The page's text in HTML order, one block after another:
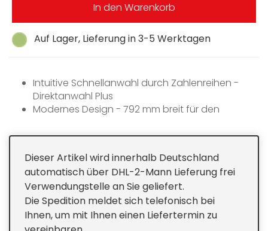
Auf Lager, Lieferung in 3-5 Werktagen
In den Warenkorb
Intuitive Schnellanwahl durch Zahlenreihen -
Direktanwahl Plus
Modernes Design - 792 mm breit für den
Besonders flexibel - 4 Kochzonen inkl 1 Bräter/2
Unübertroffen schnell - 1 ExtraSpeed-Kochzone
Kommunikation mit der Haube -
Automatikfunktion Con@ctivity 2.0
Dieser Artikel wird innerhalb Deutschland
automatisch über DHL-2-Mann Lieferung frei
Verwendungstelle an Sie geliefert.
Die Spedition meldet sich telefonisch bei
Ihnen, um mit Ihnen einen Liefertermin zu